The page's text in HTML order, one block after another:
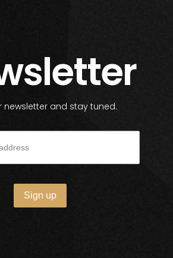
newsletter and stay tuned.